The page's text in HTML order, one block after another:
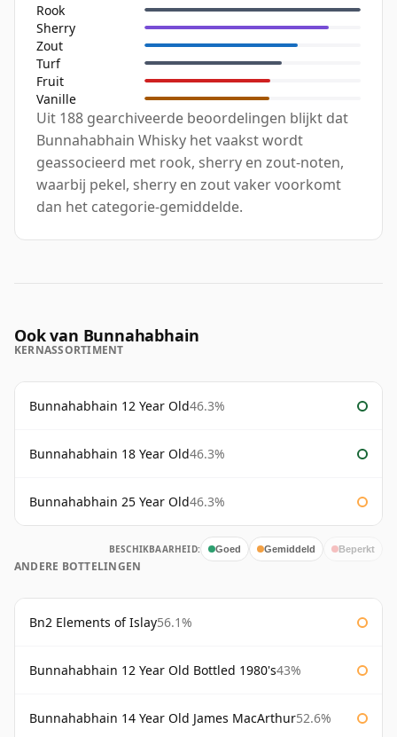
Rook
Sherry
Zout
Turf
Fruit
Vanille
Uit 188 gearchiveerde beoordelingen blijkt dat
Bunnahabhain Whisky het vaakst wordt
geassocieerd met rook, sherry en zout-noten,
waarbij pekel, sherry en zout vaker voorkomt
dan het categorie-gemiddelde.
Ook van Bunnahabhain
KERNASSORTIMENT
Bunnahabhain 12 Year Old46.3%
Bunnahabhain 18 Year Old46.3%
Bunnahabhain 25 Year Old46.3%
BESCHIKBAARHEID: Goed Gemiddeld Beperkt
ANDERE BOTTELINGEN
Bn2 Elements of Islay56.1%
Bunnahabhain 12 Year Old Bottled 1980's43%
Bunnahabhain 14 Year Old James MacArthur52.6%